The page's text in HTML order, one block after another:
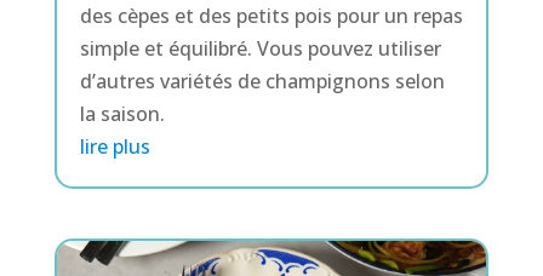
des cèpes et des petits pois pour un repas
simple et équilibré. Vous pouvez utiliser
d’autres variétés de champignons selon
la saison.
lire plus